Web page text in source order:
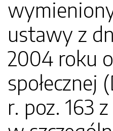
ustawy z
2004 roku
społecznej
r. poz. 163